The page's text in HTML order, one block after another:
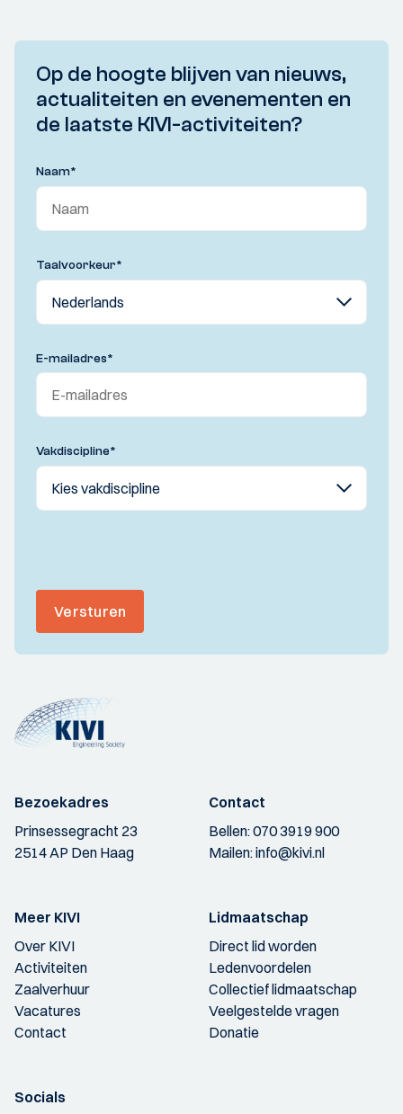
Op de hoogte blijven van nieuws,
actualiteiten en evenementen en
de laatste KIVI-activiteiten?
Naam*
Taalvoorkeur*
E-mailadres*
Vakdiscipline*
Versturen
Bezoekadres
Prinsessegracht 23
2514 AP Den Haag
Contact
Bellen:070 3919 900
Mailen:info@kivi.nl
Meer KIVI
Over KIVI
Activiteiten
Zaalverhuur
Vacatures
Contact
Lidmaatschap
Direct lid worden
Ledenvoordelen
Collectief lidmaatschap
Veelgestelde vragen
Donatie
Socials